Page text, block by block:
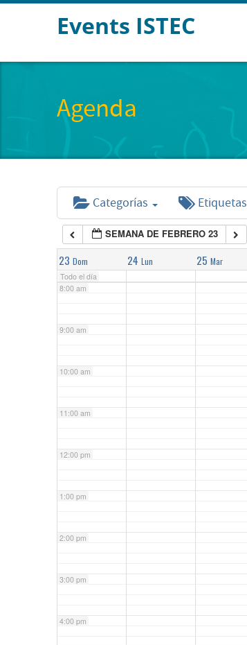
Events ISTEC
Agenda
Categorías Etiquetas
SEMANA DE FEBRERO 23
23 Dom 24 Lun 25 Mar
Todo el día
4:00 am
6:00 am
7:00 am
8:00 am
9:00 am
10:00 am
11:00 am
12:00 pm
1:00 pm
2:00 pm
3:00 pm
4:00 pm